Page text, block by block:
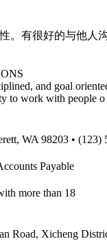
。有很好的与他
and goal
to work with people o
WA 98203 • (123)
Payable
more than 18
Xicheng